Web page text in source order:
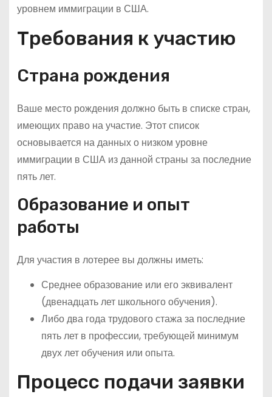
уровнем иммиграции в США.
Требования к участию
Страна рождения
Ваше место рождения должно быть в списке стран,
имеющих право на участие. Этот список
основывается на данных о низком уровне
иммиграции в США из данной страны за последние
пять лет.
Образование и опыт
работы
Для участия в лотерее вы должны иметь:
Среднее образование или его эквивалент
(двенадцать лет школьного обучения).
Либо два года трудового стажа за последние
пять лет в профессии, требующей минимум
двух лет обучения или опыта.
Процесс подачи заявки